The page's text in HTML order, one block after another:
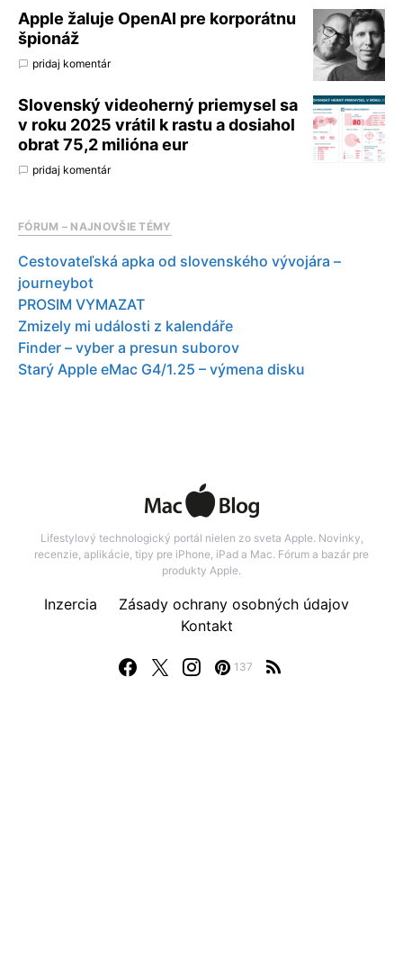
Apple žaluje OpenAI pre korporátnu
špionáž
pridaj komentár
Slovenský videoherný priemysel sa
v roku 2025 vrátil k rastu a dosiahol
obrat 75,2 milióna eur
pridaj komentár
FÓRUM – NAJNOVŠIE TÉMY
Cestovateľská apka od slovenského vývojára –
journeybot
PROSIM VYMAZAT
Zmizely mi události z kalendáře
Finder – vyber a presun suborov
Starý Apple eMac G4/1.25 – výmena disku
Lifestylový technologický portál nielen zo sveta Apple. Novinky,
recenzie, aplikácie, tipy pre iPhone, iPad a Mac. Fórum a bazár pre
produkty Apple.
137
Inzercia
Zásady ochrany osobných údajov
Kontakt